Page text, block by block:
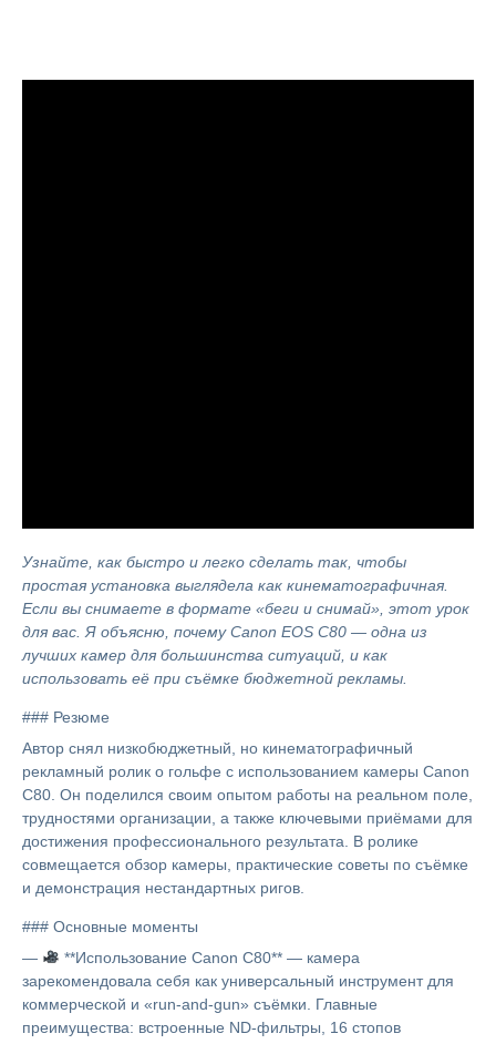
Узнайте, как быстро и легко сделать так, чтобы
простая установка выглядела как кинематографичная.
Если вы снимаете в формате «беги и снимай», этот урок
для вас. Я объясню, почему Canon EOS C80 — одна из
лучших камер для большинства ситуаций, и как
использовать её при съёмке бюджетной рекламы.
### Резюме
Автор снял низкобюджетный, но кинематографичный
рекламный ролик о гольфе с использованием камеры Canon
C80. Он поделился своим опытом работы на реальном поле,
трудностями организации, а также ключевыми приёмами для
достижения профессионального результата. В ролике
совмещается обзор камеры, практические советы по съёмке
и демонстрация нестандартных ригов.
### Основные моменты
—
**Использование Canon C80** — камера
зарекомендовала себя как универсальный инструмент для
коммерческой и «run-and-gun» съёмки. Главные
преимущества: встроенные ND-фильтры, 16 стопов